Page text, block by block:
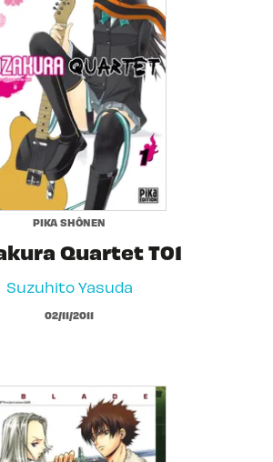
PIKA SHÔNEN
Quartet T01
Suzuhito Yasuda
02/11/2011